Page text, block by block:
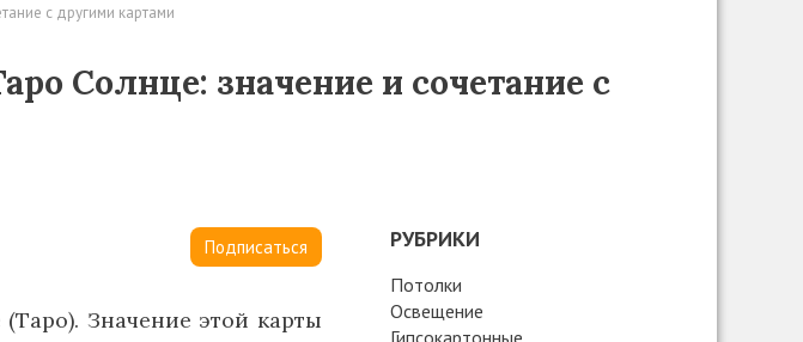
с другими картами
Солнце: значение и сочетание с
Подписаться
Значение этой карты
РУБРИКИ
Потолки
Освещение
Гипсокартонные